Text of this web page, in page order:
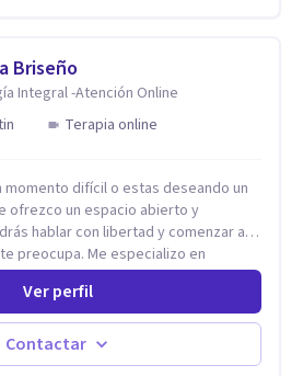
proceso personal o trabajar en tu
para coordinar una primera
Briseño
Integral -Atención Online
Terapia online
momento difícil o estas deseando un
ofrezco un espacio abierto y
hablar con libertad y comenzar a
Me especializo en
y a lo largo de mi experiencia
a muchas Familias y Parejas con
como el manejo del estrés,
la Ira, Depresión, Retos en la Crianza,
entre otros. Cuento con más de 12
Ver perfil
Contactar